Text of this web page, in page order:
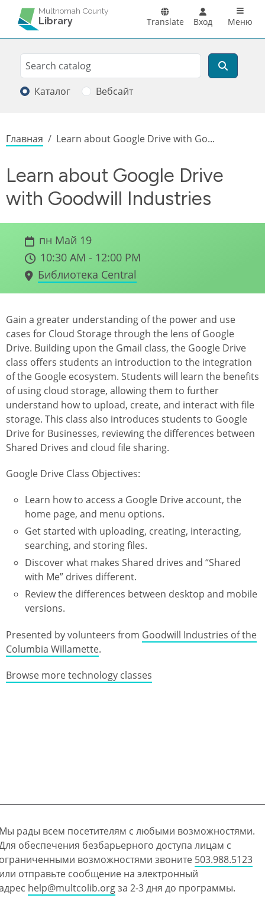
Перейти к основному содержанию
Multnomah County
Library Translate Вход Main
Меню
Search
Поиск
Каталог Вебсайт
Строка навигации
Главная Learn about Google Drive with Go...
Learn about Google Drive
with Goodwill Industries
пн Май 19
10:30 AM - 12:00 PM
Библиотека Central
Gain a greater understanding of the power and use
cases for Cloud Storage through the lens of Google
Drive. Building upon the Gmail class, the Google Drive
class offers students an introduction to the integration
of the Google ecosystem. Students will learn the benefits
of using cloud storage, allowing them to further
understand how to upload, create, and interact with file
storage. This class also introduces students to Google
Drive for Businesses, reviewing the differences between
Shared Drives and cloud file sharing.
Google Drive Class Objectives:
Learn how to access a Google Drive account, the
home page, and menu options.
Get started with uploading, creating, interacting,
searching, and storing files.
Discover what makes Shared drives and “Shared
with Me” drives different.
Review the differences between desktop and mobile
versions.
Presented by volunteers from Goodwill Industries of the
Columbia Willamette.
Browse more technology classes
рады всем посетителям с любыми возможностями.
обеспечения безбарьерного доступа лицам с
возможностями звоните 503.988.5123
отправьте сообщение на электронный
help@multcolib.orgза 2-3 дня до программы.